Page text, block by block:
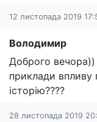
12 листопада 2019
Володимир
Доброго вечора))
приклади впливу
історію????
28 листопада 2019